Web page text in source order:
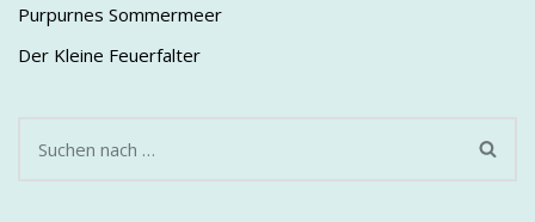
Purpurnes Sommermeer
Der Kleine Feuerfalter